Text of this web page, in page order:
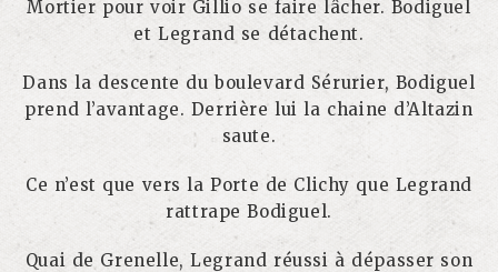
Mortier pour voir Gillio se faire lâcher. Bodiguel
et Legrand se détachent.
Dans la descente du boulevard Sérurier, Bodiguel
prend l’avantage. Derrière lui la chaine d’Altazin
saute.
Ce n’est que vers la Porte de Clichy que Legrand
rattrape Bodiguel.
Quai de Grenelle, Legrand réussi à dépasser son